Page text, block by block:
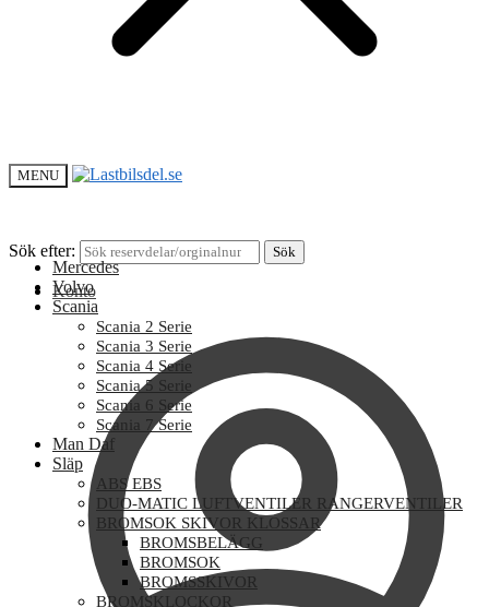
MENU
Sök efter: Sök
Konto
Mercedes
Volvo
Scania
Scania 2 Serie
Scania 3 Serie
Scania 4 Serie
Scania 5 Serie
Scania 6 Serie
Scania 7 Serie
Man Daf
Släp
ABS EBS
DUO-MATIC LUFTVENTILER RANGERVENTILER
BROMSOK SKIVOR KLOSSAR
BROMSBELÄGG
BROMSOK
BROMSSKIVOR
BROMSKLOCKOR